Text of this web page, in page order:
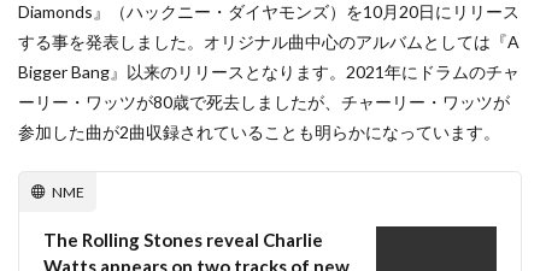
Diamonds』（ハックニー・ダイヤモンズ）を10月20日にリリース
する事を発表しました。オリジナル曲中心のアルバムとしては『A
Bigger Bang』以来のリリースとなります。2021年にドラムのチャ
ーリー・ワッツが80歳で死去しましたが、チャーリー・ワッツが
参加した曲が2曲収録されていることも明らかになっています。
NME
The Rolling Stones reveal Charlie
Watts appears on two tracks of new